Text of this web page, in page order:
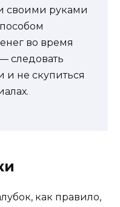
своими руками
во время
следовать
и не скупиться
как правило,